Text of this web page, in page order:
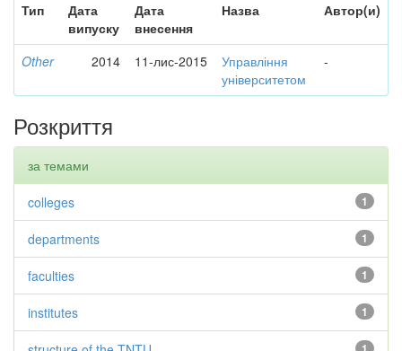
Тип
Дата
випуску
Дата
внесення
Назва Автор(и)
Other 2014 11-лис-2015
Управління
університетом
-
Розкриття
за темами
1
colleges
1
departments
1
faculties
1
institutes